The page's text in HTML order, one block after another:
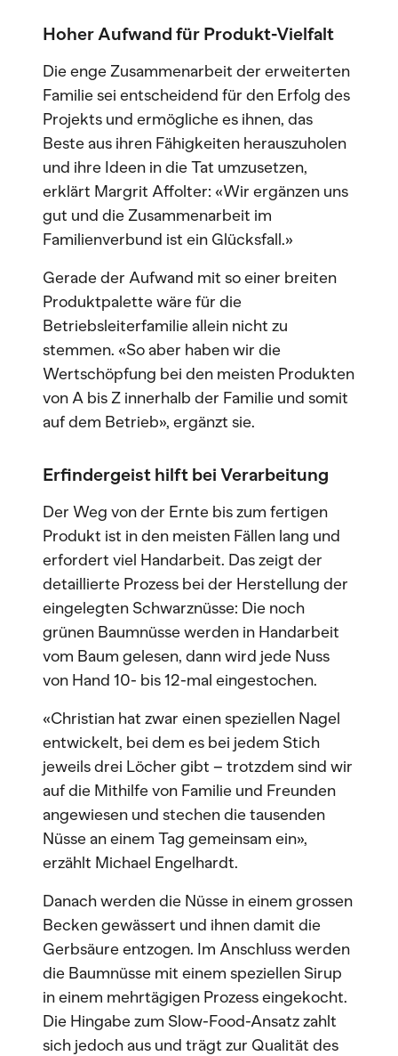
Hoher Aufwand für Produkt-Vielfalt
Die enge Zusammenarbeit der erweiterten
Familie sei entscheidend für den Erfolg des
Projekts und ermögliche es ihnen, das
Beste aus ihren Fähigkeiten herauszuholen
und ihre Ideen in die Tat umzusetzen,
erklärt Margrit Affolter: «Wir ergänzen uns
gut und die Zusammenarbeit im
Familienverbund ist ein Glücksfall.»
Gerade der Aufwand mit so einer breiten
Produktpalette wäre für die
Betriebsleiterfamilie allein nicht zu
stemmen. «So aber haben wir die
Wertschöpfung bei den meisten Produkten
von A bis Z innerhalb der Familie und somit
auf dem Betrieb», ergänzt sie.
Erfindergeist hilft bei Verarbeitung
Der Weg von der Ernte bis zum fertigen
Produkt ist in den meisten Fällen lang und
erfordert viel Handarbeit. Das zeigt der
detaillierte Prozess bei der Herstellung der
eingelegten Schwarznüsse: Die noch
grünen Baumnüsse werden in Handarbeit
vom Baum gelesen, dann wird jede Nuss
von Hand 10- bis 12-mal eingestochen.
«Christian hat zwar einen speziellen Nagel
entwickelt, bei dem es bei jedem Stich
jeweils drei Löcher gibt – trotzdem sind wir
auf die Mithilfe von Familie und Freunden
angewiesen und stechen die tausenden
Nüsse an einem Tag gemeinsam ein»,
erzählt Michael Engelhardt.
Danach werden die Nüsse in einem grossen
Becken gewässert und ihnen damit die
Gerbsäure entzogen. Im Anschluss werden
die Baumnüsse mit einem speziellen Sirup
in einem mehrtägigen Prozess eingekocht.
Die Hingabe zum Slow-Food-Ansatz zahlt
sich jedoch aus und trägt zur Qualität des